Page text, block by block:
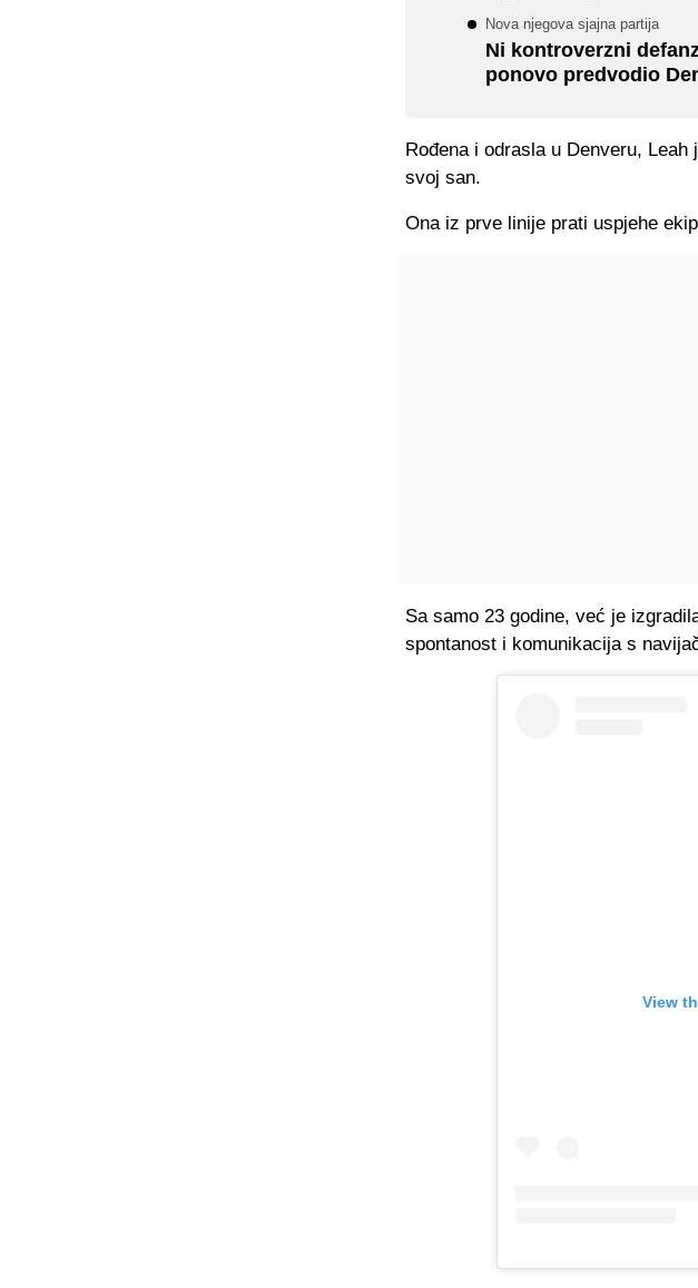
Nova njegova sjajna partija
Ni kontroverzni
ponovo predvodio
Rođena i odrasla u Denveru,
svoj san.
Ona iz prve linije prati uspjehe
Sa samo 23 godine, već je
spontanost i komunikacija s
View